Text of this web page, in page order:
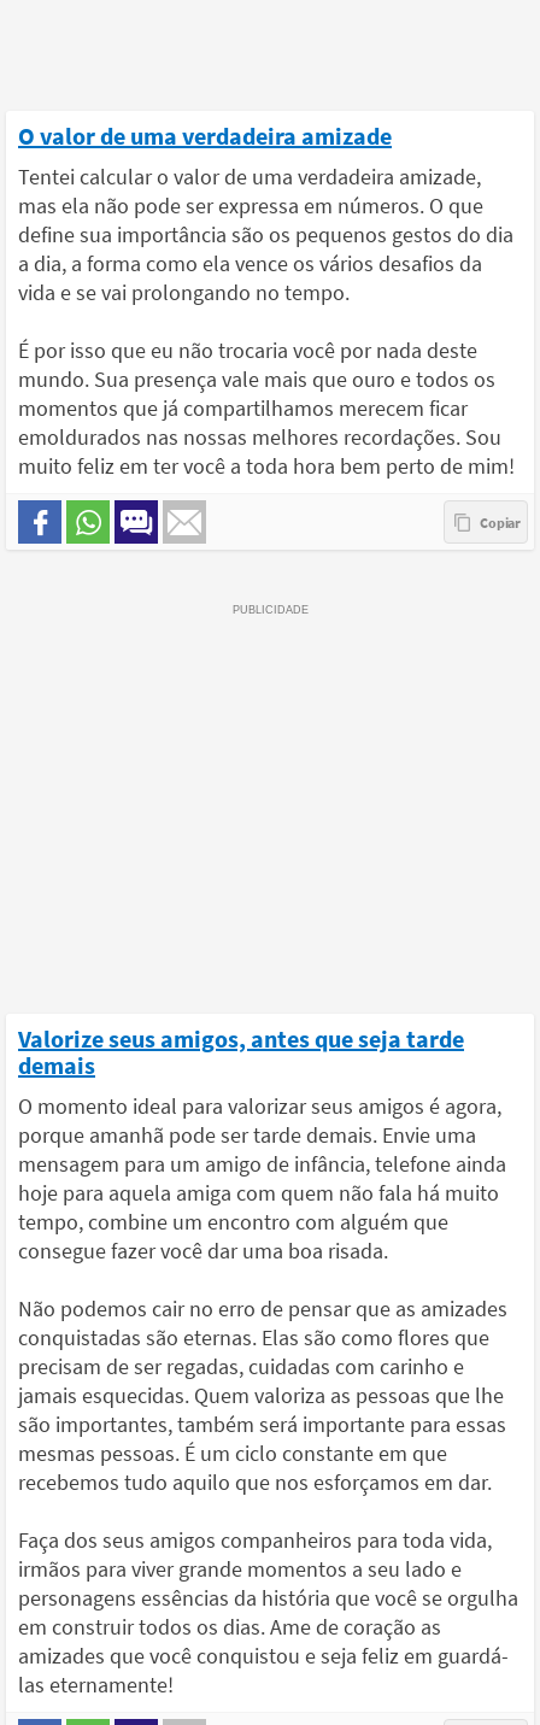
O valor de uma verdadeira amizade
Tentei calcular o valor de uma verdadeira amizade,
mas ela não pode ser expressa em números. O que
define sua importância são os pequenos gestos do dia
a dia, a forma como ela vence os vários desafios da
vida e se vai prolongando no tempo.
É por isso que eu não trocaria você por nada deste
mundo. Sua presença vale mais que ouro e todos os
momentos que já compartilhamos merecem ficar
emoldurados nas nossas melhores recordações. Sou
muito feliz em ter você a toda hora bem perto de mim!
Valorize seus amigos, antes que seja tarde
demais
O momento ideal para valorizar seus amigos é agora,
porque amanhã pode ser tarde demais. Envie uma
mensagem para um amigo de infância, telefone ainda
hoje para aquela amiga com quem não fala há muito
tempo, combine um encontro com alguém que
consegue fazer você dar uma boa risada.
Não podemos cair no erro de pensar que as amizades
conquistadas são eternas. Elas são como flores que
precisam de ser regadas, cuidadas com carinho e
jamais esquecidas. Quem valoriza as pessoas que lhe
são importantes, também será importante para essas
mesmas pessoas. É um ciclo constante em que
recebemos tudo aquilo que nos esforçamos em dar.
Faça dos seus amigos companheiros para toda vida,
irmãos para viver grande momentos a seu lado e
personagens essências da história que você se orgulha
em construir todos os dias. Ame de coração as
amizades que você conquistou e seja feliz em guardá-
las eternamente!